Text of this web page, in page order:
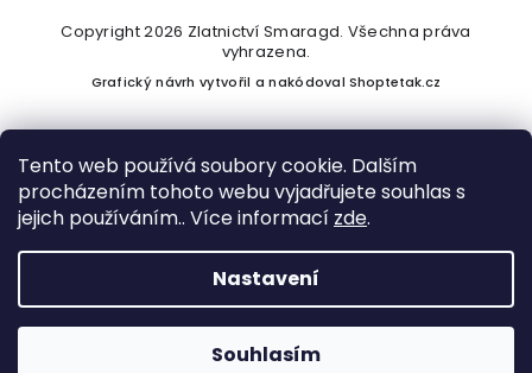
Tento web používá soubory cookie. Dalším
procházením tohoto webu vyjadřujete souhlas s
jejich používáním.. Více informací zde.
Nastavení
Souhlasím
Vytvořil Shoptet
Copyright 2026 Zlatnictví Smaragd. Všechna práva
vyhrazena.
Grafický návrh vytvořil a nakódovalShoptetak.cz
Podle zákona o evidenci tržeb je prodávající povinen vystavit
kupujícímu účtenku. Zároveň je povinen zaevidovat přijatou
tržbu u správce daně online; v případě technického výpadku
pak nejpozději do 48 hodin.